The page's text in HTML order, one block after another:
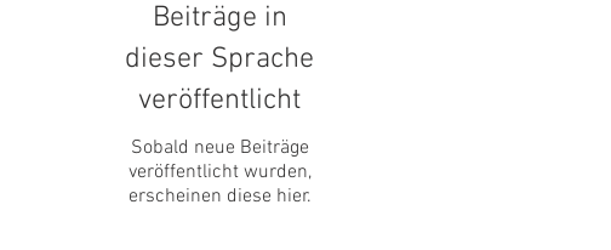
Beiträge in
dieser Sprache
veröffentlicht
Sobald neue Beiträge
veröffentlicht wurden,
erscheinen diese hier.